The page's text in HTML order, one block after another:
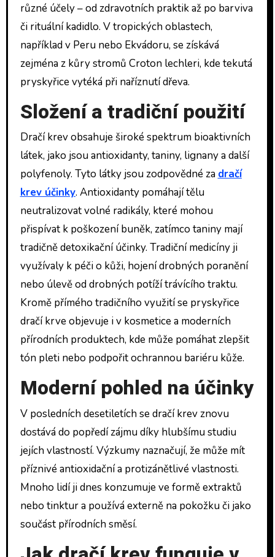
různé účely – od zdravotních praktik až po barviva
či rituální kadidlo. V tropických oblastech,
například v Peru nebo Ekvádoru, se získává
zejména z kůry stromů Croton lechleri, kde tekutá
pryskyřice vytéká při naříznutí dřeva.
Složení a tradiční použití
Dračí krev obsahuje široké spektrum bioaktivních
látek, jako jsou antioxidanty, taniny, lignany a další
polyfenoly. Tyto látky jsou zodpovědné za dračí
krev účinky. Antioxidanty pomáhají tělu
neutralizovat volné radikály, které mohou
přispívat k poškození buněk, zatímco taniny mají
tradičně detoxikační účinky. Tradiční medicíny ji
využívaly k péči o kůži, hojení drobných poranění
nebo úlevě od drobných potíží trávícího traktu.
Kromě přímého tradičního využití se pryskyřice
dračí krve objevuje i v kosmetice a moderních
přírodních produktech, kde může pomáhat zlepšit
tón pleti nebo podpořit ochrannou bariéru kůže.
Moderní pohled na účinky
V posledních desetiletích se dračí krev znovu
dostává do popředí zájmu díky hlubšímu studiu
jejích vlastností. Výzkumy naznačují, že může mít
příznivé antioxidační a protizánětlivé vlastnosti.
Mnoho lidí ji dnes konzumuje ve formě extraktů
nebo tinktur a používá externě na pokožku či jako
součást přírodních směsí.